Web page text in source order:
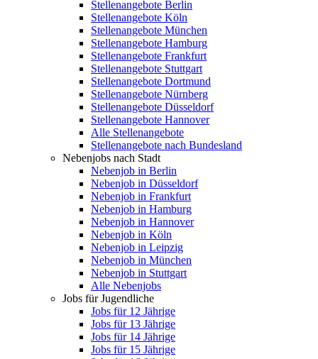
Stellenangebote Berlin
Stellenangebote Köln
Stellenangebote München
Stellenangebote Hamburg
Stellenangebote Frankfurt
Stellenangebote Stuttgart
Stellenangebote Dortmund
Stellenangebote Nürnberg
Stellenangebote Düsseldorf
Stellenangebote Hannover
Alle Stellenangebote
Stellenangebote nach Bundesland
Nebenjobs nach Stadt
Nebenjob in Berlin
Nebenjob in Düsseldorf
Nebenjob in Frankfurt
Nebenjob in Hamburg
Nebenjob in Hannover
Nebenjob in Köln
Nebenjob in Leipzig
Nebenjob in München
Nebenjob in Stuttgart
Alle Nebenjobs
Jobs für Jugendliche
Jobs für 12 Jährige
Jobs für 13 Jährige
Jobs für 14 Jährige
Jobs für 15 Jährige